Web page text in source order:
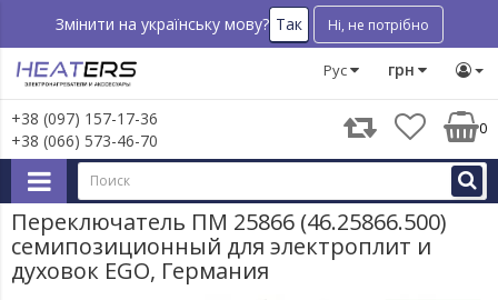
Змінити на українську мову? Так Ні, не потрібно
грн
Рус
+38 (097) 157-17-36
+38 (066) 573-46-70
0
Запчасти для крупной бытовой техники Запчасти для
Переключатель ПМ 25866 (46.25866.500)
семипозиционный для электроплит и
духовок EGO, Германия